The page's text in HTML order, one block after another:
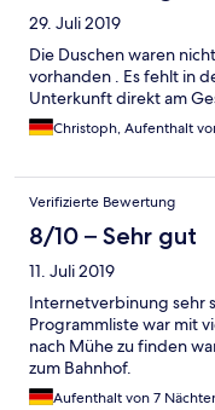
29. Juli 2019
Die Duschen waren
vorhanden . Es fehlt in
Unterkunft direkt am
Christoph, Aufenthalt
Verifizierte Bewertung
8/10 – Sehr gut
11. Juli 2019
Internetverbinung sehr
Programmliste war mit
nach Mühe zu finden
zum Bahnhof.
Aufenthalt von 7